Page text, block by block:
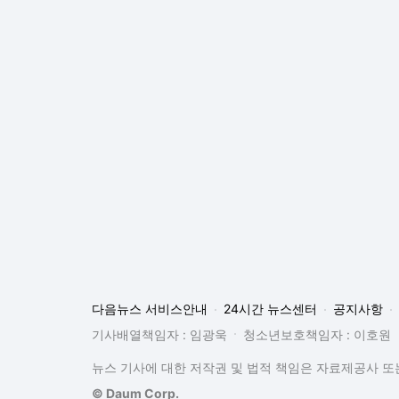
다음뉴스 서비스안내 24시간 뉴스센터
공지사항
기사배열책임자 : 임광욱
청소년보호책임자 : 이호원
뉴스 기사에 대한 저작권 및 법적 책임은 자료제공사
© Daum Corp.